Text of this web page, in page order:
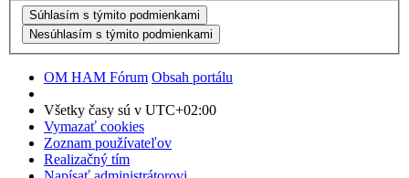
OM HAM Fórum Obsah portálu
Všetky časy sú v UTC+02:00
Vymazať cookies
Zoznam používateľov
Realizačný tím